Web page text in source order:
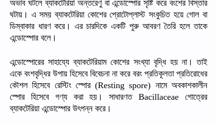
অভাব ঘটলে ব্যাকটেরিয়া অন্তরেণু বা এন্ডোস্পোর সৃষ্টি করে বংশের বিস্তার
ঘটায়। এ সময় ব্যাকটেরিয়া কোশের প্রোটোপ্লাস্ট সংকুচিত হয়ে গোল বা
ডিম্বাকার ধারণ করে। এর চারদিকে একটি পুরু আবরণ তৈরি হলে তাকে
এন্ডোস্পোর বলে।
এন্ডোস্পোরের সাহায্যে ব্যাকটেরিয়াম কোশের সংখ্যা বৃদ্ধি হয় না। তাই
একে বংশবৃদ্ধির উপায় হিসেবে বিবেচনা না করে বরং প্রতিকূলতা প্রতিরোধের
কৌশল হিসেবে রেস্টিং স্পোর(Resting spore) নামে অবকাশকালীন
স্পোর হিসেবে গণ্য করা হয়। সাধারণতBacillaceaeগোত্রের
ব্যাকটেরিয়া এন্ডোস্পোর উৎপন্ন করে।